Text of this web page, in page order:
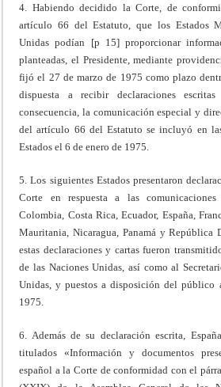
4. Habiendo decidido la Corte, de
artículo 66 del Estatuto, que los Estados
Unidas podían [p 15] proporcionar
planteadas, el Presidente, mediante
fijó el 27 de marzo de 1975 como plazo
dispuesta a recibir declaraciones
consecuencia, la comunicación especial y
del artículo 66 del Estatuto se incluyó en
Estados el 6 de enero de 1975.
5. Los siguientes Estados presentaron
Corte en respuesta a las
Colombia, Costa Rica, Ecuador, España,
Mauritania, Nicaragua, Panamá y República
estas declaraciones y cartas fueron
de las Naciones Unidas, así como al
Unidas, y puestos a disposición del
1975.
6. Además de su declaración escrita,
titulados «Información y documentos
español a la Corte de conformidad con el